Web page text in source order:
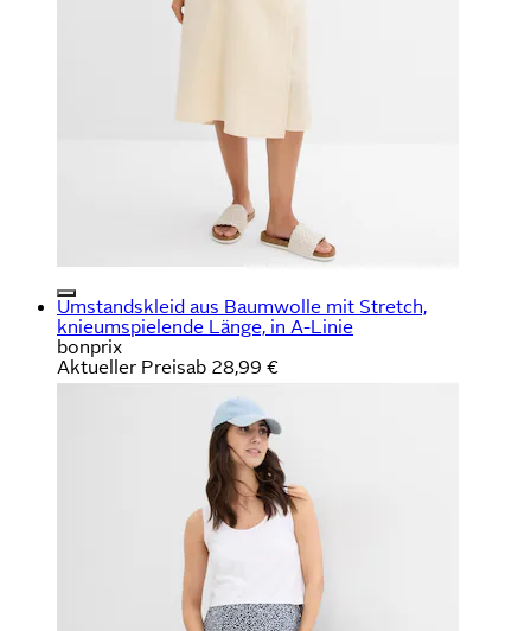
Umstandskleid aus Baumwolle mit Stretch,
knieumspielende Länge, in A-Linie
bonprix
Aktueller Preisab 28,99 €